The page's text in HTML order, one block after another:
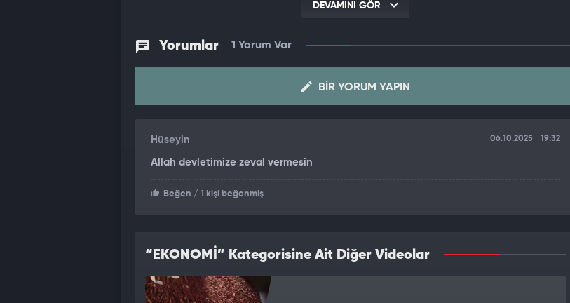
Madeni paralara ilişkin olarak maliyetlerinin yükseldiği için basımlarının durduğu veya
duracağı iddiaları zaman zaman ortaya çıkıyor. Ancak son yapılan veri açıklamasıyla bu
iddiaların tamamının yalan ve asılsız olduğu, itibar edilmemesi gerekliliğini ortaya koydu.
DEVAMINI GÖR
Yorumlar 1 Yorum Var
BIR YORUM YAPIN
Hüseyin 06.10.2025 19:32
Allah devletimize zeval vermesin
Beğen / 1 kişi beğenmiş
“EKONOMİ” Kategorisine Ait Diğer Videolar